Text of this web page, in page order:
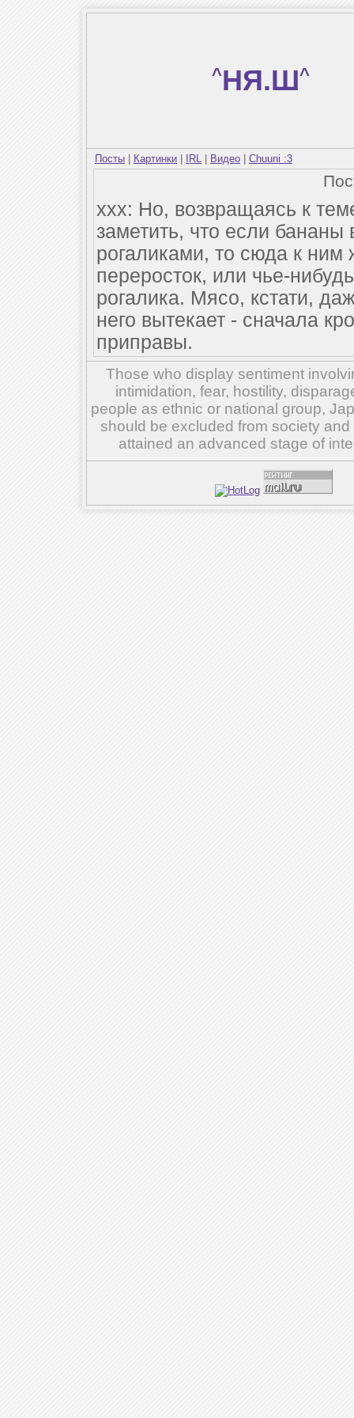
^НЯ.Ш^
Посты Картинки IRL Видео Chuuni :3
ххх: Но, возвращаясь к
заметить, что если
рогаликами, то сюда к
переросток, или чье-
рогалика. Мясо, кстати,
него вытекает - сначала
приправы.
Those who display sentiment
intimidation, fear, hostility,
people as ethnic or national group,
should be excluded from society
attained an advanced stage of